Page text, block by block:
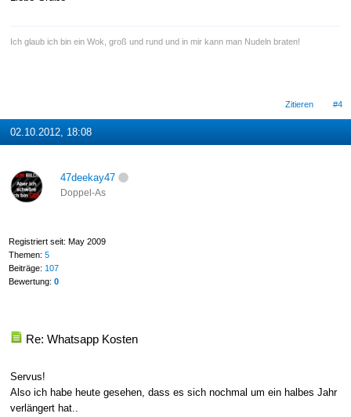
Ich glaub ich bin ein Wok, groß und rund und in mir kann man Nudeln braten!
Zitieren #4
02.10.2012, 18:08
47deekay47
Doppel-As
Registriert seit: May 2009
Themen: 5
Beiträge: 107
Bewertung: 0
Re: Whatsapp Kosten
Servus!
Also ich habe heute gesehen, dass es sich nochmal um ein halbes Jahr
verlängert hat..